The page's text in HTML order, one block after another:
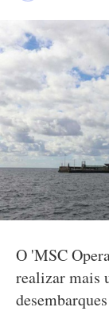
O 'MSC
realizar mais